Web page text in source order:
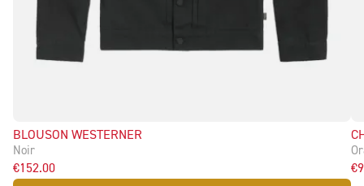
BLOUSON WESTERNER
Noir
€152.00